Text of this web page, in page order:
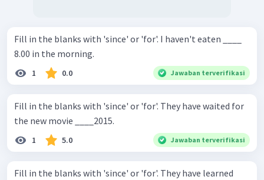
Fill in the blanks with 'since' or 'for'. I haven't eaten ____
8.00 in the morning.
1 0.0 Jawaban terverifikasi
Fill in the blanks with 'since' or 'for'. They have waited for
the new movie ____2015.
1 5.0 Jawaban terverifikasi
Fill in the blanks with 'since' or 'for'. They have learned